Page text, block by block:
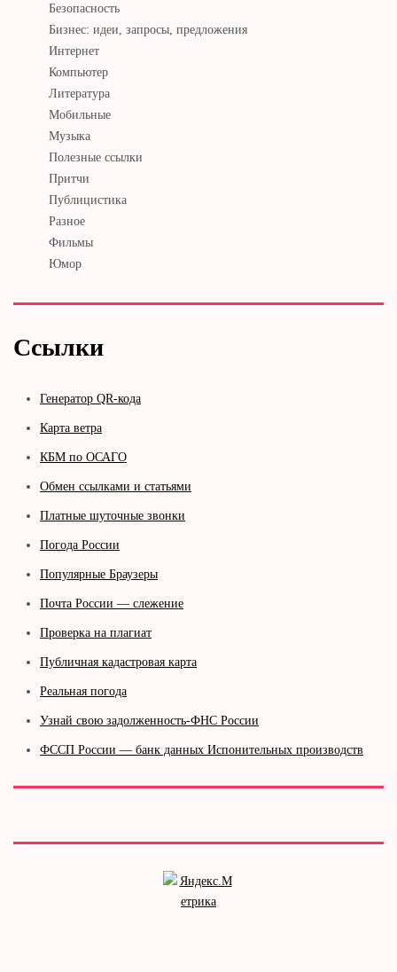
Безопасность
Бизнес: идеи, запросы, предложения
Интернет
Компьютер
Литература
Мобильные
Музыка
Полезные ссылки
Притчи
Публицистика
Разное
Фильмы
Юмор
Ссылки
Генератор QR-кода
Карта ветра
КБМ по ОСАГО
Обмен ссылками и статьями
Платные шуточные звонки
Погода России
Популярные Браузеры
Почта России — слежение
Проверка на плагиат
Публичная кадастровая карта
Реальная погода
Узнай свою задолженность-ФНС России
ФССП России — банк данных Испонительных производств